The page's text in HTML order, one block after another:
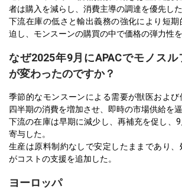
者は購入を減らし、消費主導の調達を優先した
下流在庫の低さと輸出義務の強化により短
迫し、モンスーンの購買の中で価格の弾力性を
なぜ2025年9月にAPACでモノス
が変わったのですか？
季節的なモンスーンによる需要が獣医およ
四半期の消費を増加させ、即時の市場供給を逼
下流の在庫は早期に減少し、再補充を促し、
寄与した。
生産は原料制約なしで安定したままであり
がコストの支援を追加した。
ヨーロッパ